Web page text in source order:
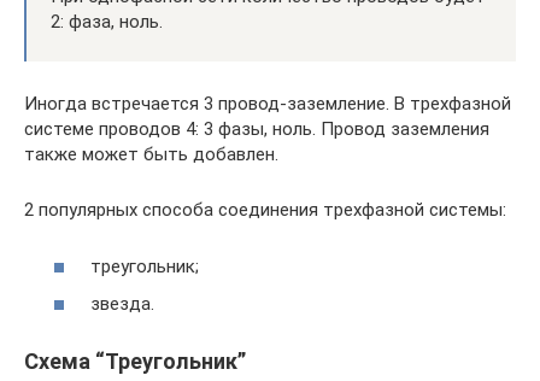
2: фаза, ноль.
Иногда встречается 3 провод-заземление. В трехфазной
системе проводов 4: 3 фазы, ноль. Провод заземления
также может быть добавлен.
2 популярных способа соединения трехфазной системы:
треугольник;
звезда.
Схема “Треугольник”